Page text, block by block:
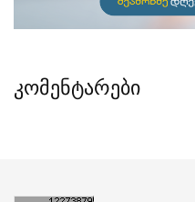
კომენტარები